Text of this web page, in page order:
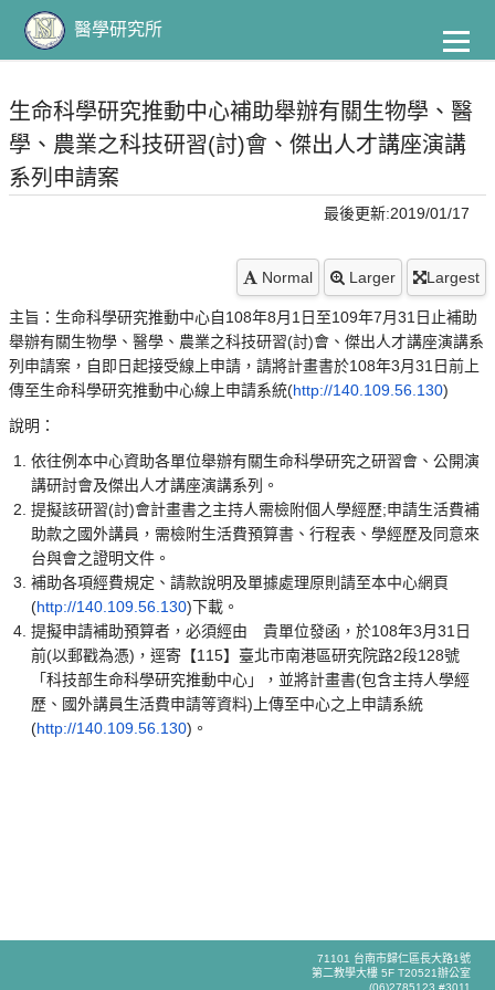
主
要
容
醫學研究所
生命科學研究推動中心補助舉辦有關生物學、醫
學、農業之科技研習(討)會、傑出人才講座演講
系列申請案
最後更新:2019/01/17
Normal Larger Largest
主旨：生命科學研究推動中心自108年8月1日至109年7月31日止補助
舉辦有關生物學、醫學、農業之科技研習(討)會、傑出人才講座演講系
列申請案，自即日起接受線上申請，請將計畫書於108年3月31日前上
傳至生命科學研究推動中心線上申請系統(http://140.109.56.130)
說明：
依往例本中心資助各單位舉辦有關生命科學研究之研習會、公開演
講研討會及傑出人才講座演講系列。
提擬該研習(討)會計畫書之主持人需檢附個人學經歷;申請生活費補
助款之國外講員，需檢附生活費預算書、行程表、學經歷及同意來
台與會之證明文件。
補助各項經費規定、請款說明及單據處理原則請至本中心網頁
(http://140.109.56.130)下載。
提擬申請補助預算者，必須經由 貴單位發函，於108年3月31日
前(以郵戳為憑)，逕寄【115】臺北市南港區研究院路2段128號
「科技部生命科學研究推動中心」，並將計畫書(包含主持人學經
歷、國外講員生活費申請等資料)上傳至中心之上申請系統
(http://140.109.56.130)。
71101 台南市歸仁區長大路1號
第二教學大樓 5F T20521辦公室